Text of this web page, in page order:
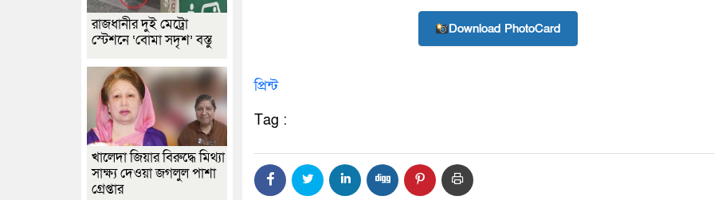
Download PhotoCard
প্রিন্ট
Tag :
রাজধানীর দুই মেট্রো
স্টেশনে ‘বোমা সদৃশ’ বস্তু
খালেদা জিয়ার বিরুদ্ধে মিথ্যা
সাক্ষ্য দেওয়া জগলুল পাশা
গ্রেপ্তার